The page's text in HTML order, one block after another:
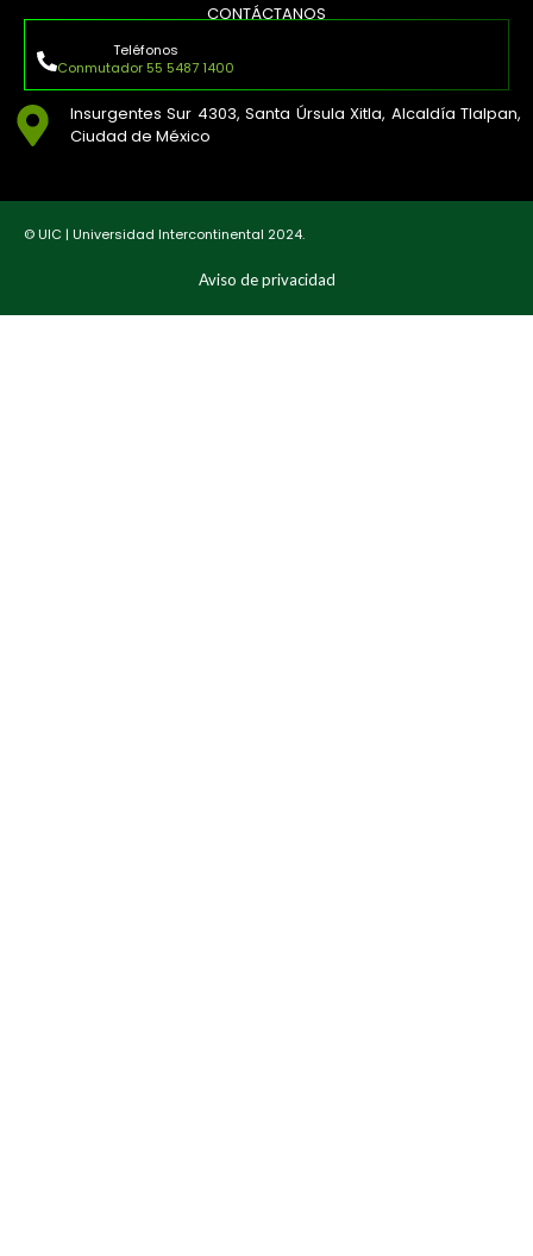
CONTÁCTANOS
Teléfonos
Conmutador 55 5487 1400
Insurgentes Sur 4303, Santa Úrsula Xitla, Alcaldía Tlalpan,
Ciudad de México
© UIC | Universidad Intercontinental 2024.
Aviso de privacidad